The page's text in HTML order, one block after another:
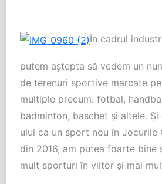
În cadrul
putem aștepta să vedem un
de terenuri sportive marcate
multiple precum: fotbal,
badminton, baschet și altele.
ului ca un sport nou în Jocurile
din 2016, am putea foarte bine
mult sporturi în viitor și mai